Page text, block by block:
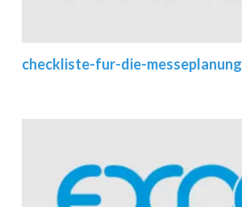
checkliste-fur-die-messeplanung